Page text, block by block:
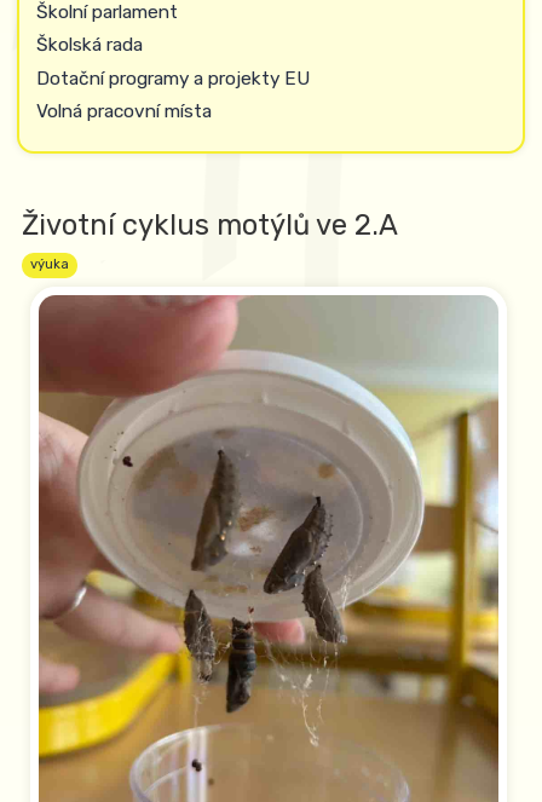
Školní parlament
Školská rada
Dotační programy a projekty EU
Volná pracovní místa
Životní cyklus motýlů ve 2.A
výuka